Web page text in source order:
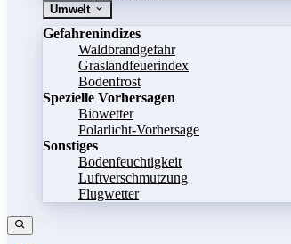
Umwelt
Gefahrenindizes
Waldbrandgefahr
Graslandfeuerindex
Bodenfrost
Spezielle Vorhersagen
Biowetter
Polarlicht-Vorhersage
Sonstiges
Bodenfeuchtigkeit
Luftverschmutzung
Flugwetter